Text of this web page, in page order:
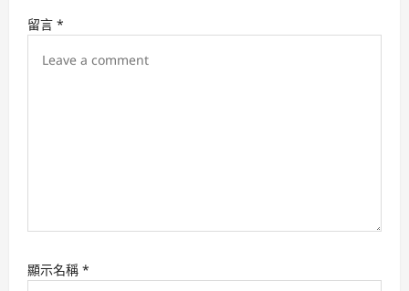
t
i
留言 *
顯示名稱 *